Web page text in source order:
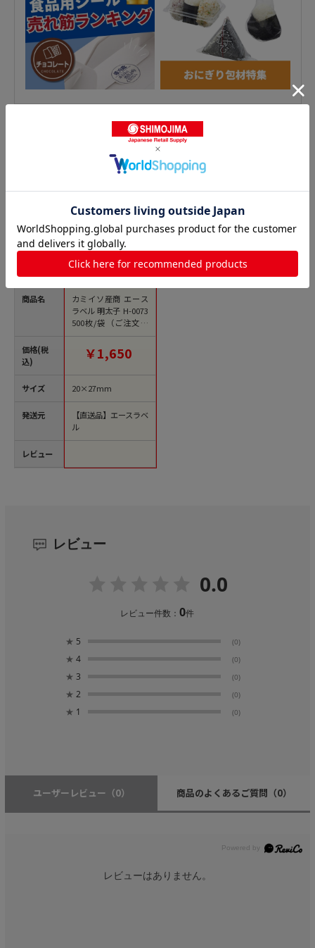
おにぎりシールの人気商品との比較
商品名
価格(税
込)
サイズ
発送元
レビュー
カミイソ産商 エース
ラベル 明太子 H-0073
500枚/袋（ご注文単
位1袋）【直送品】
￥1,650
20×27mm
【直送品】エースラベ
ル
レビュー
0.0
レビュー件数：0件
★ 5 (0)
★ 4 (0)
★ 3 (0)
★ 2 (0)
★ 1 (0)
ユーザーレビュー （0） 商品のよくあるご質問 （0）
レビューはありません。